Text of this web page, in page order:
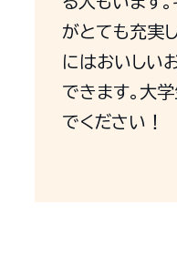
がとても充実
にはおいしい
できます。大
でください！